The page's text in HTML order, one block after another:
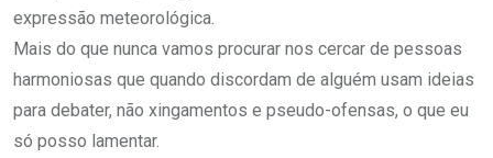
expressão meteorológica.
Mais do que nunca vamos procurar nos cercar de pessoas
harmoniosas que quando discordam de alguém usam ideias
para debater, não xingamentos e pseudo-ofensas, o que eu
só posso lamentar.